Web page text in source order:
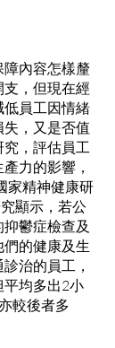
內容怎樣釐
，但現在經
員工因情緒
，又是否值
，評估員工
力的影響，
家精神健康研
顯示，若公
鬱症檢查及
的健康及生
治的員工，
均多出2小
較後者多